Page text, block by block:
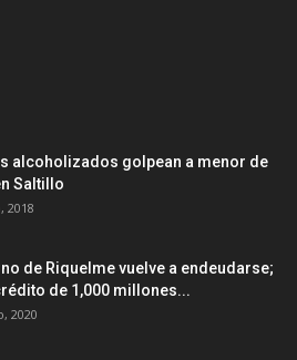
alcoholizados golpean a menor de
Saltillo
2018
de Riquelme vuelve a endeudarse;
de 1,000 millones...
2020